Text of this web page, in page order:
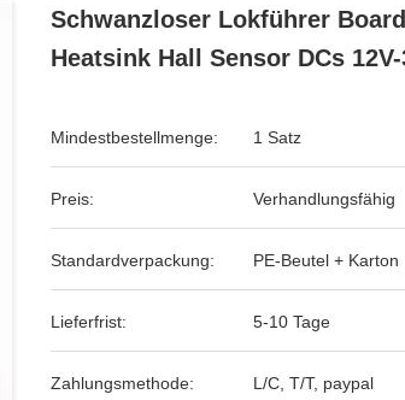
Schwanzloser Lokführer
Heatsink Hall Sensor DCs 12V-
Mindestbestellmenge: 1 Satz
Preis: Verhandlungsfähig
Standardverpackung: PE-Beutel + Karton
Lieferfrist: 5-10 Tage
Zahlungsmethode: L/C, T/T, paypal